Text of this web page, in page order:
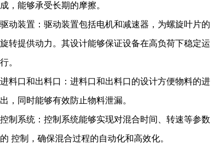
成，能够承受长期的摩擦。
驱动装置：驱动装置包括电机和减速器，为螺旋叶片的
旋转提供动力。其设计能够保证设备在高负荷下稳定运
行。
进料口和出料口：进料口和出料口的设计方便物料的进
出，同时能够有效防止物料泄漏。
控制系统：控制系统能够实现对混合时间、转速等参数
的 控制，确保混合过程的自动化和高效化。